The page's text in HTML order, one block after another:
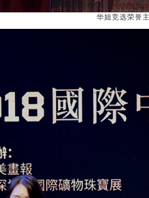
华姐竞选荣誉